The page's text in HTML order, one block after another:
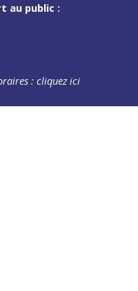
au public :
:cliquez ici